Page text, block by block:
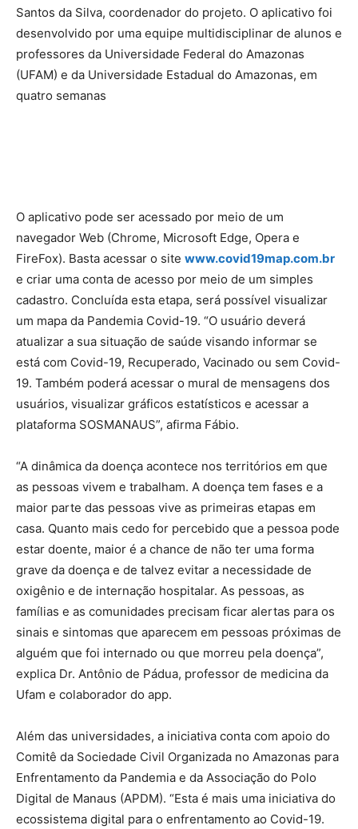
Santos da Silva, coordenador do projeto. O aplicativo foi
desenvolvido por uma equipe multidisciplinar de alunos e
professores da Universidade Federal do Amazonas
(UFAM) e da Universidade Estadual do Amazonas, em
quatro semanas
O aplicativo pode ser acessado por meio de um
navegador Web (Chrome, Microsoft Edge, Opera e
FireFox). Basta acessar o site www.covid19map.com.br
e criar uma conta de acesso por meio de um simples
cadastro. Concluída esta etapa, será possível visualizar
um mapa da Pandemia Covid-19. “O usuário deverá
atualizar a sua situação de saúde visando informar se
está com Covid-19, Recuperado, Vacinado ou sem Covid-
19. Também poderá acessar o mural de mensagens dos
usuários, visualizar gráficos estatísticos e acessar a
plataforma SOSMANAUS”, afirma Fábio.
“A dinâmica da doença acontece nos territórios em que
as pessoas vivem e trabalham. A doença tem fases e a
maior parte das pessoas vive as primeiras etapas em
casa. Quanto mais cedo for percebido que a pessoa pode
estar doente, maior é a chance de não ter uma forma
grave da doença e de talvez evitar a necessidade de
oxigênio e de internação hospitalar. As pessoas, as
famílias e as comunidades precisam ficar alertas para os
sinais e sintomas que aparecem em pessoas próximas de
alguém que foi internado ou que morreu pela doença”,
explica Dr. Antônio de Pádua, professor de medicina da
Ufam e colaborador do app.
Além das universidades, a iniciativa conta com apoio do
Comitê da Sociedade Civil Organizada no Amazonas para
Enfrentamento da Pandemia e da Associação do Polo
Digital de Manaus (APDM). “Esta é mais uma iniciativa do
ecossistema digital para o enfrentamento ao Covid-19.